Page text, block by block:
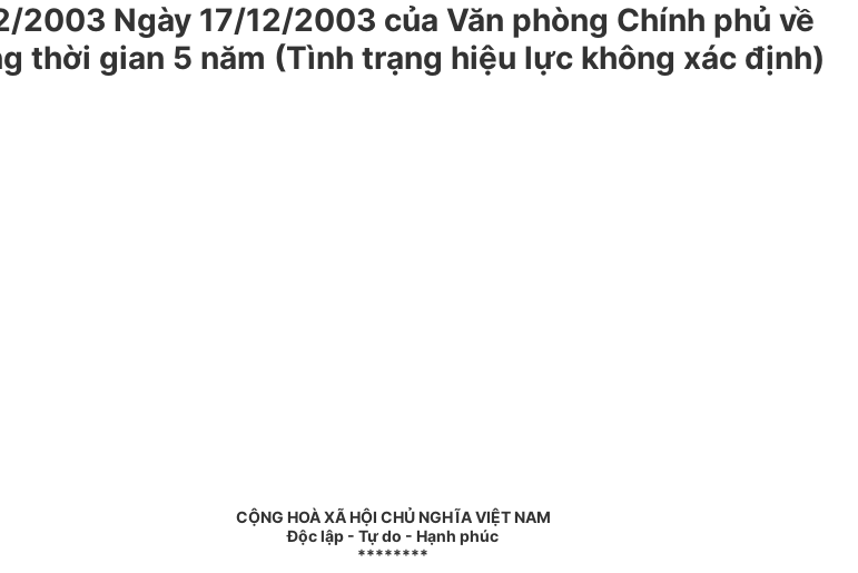
2003 Ngày 17/12/2003 của Văn phòng Chính phủ về
thời gian 5 năm (Tình trạng hiệu lực không xác định)
CỘNG HOÀ XÃ HỘI CHỦ NGHĨA VIỆT NAM
Độc lập - Tự do - Hạnh phúc
********